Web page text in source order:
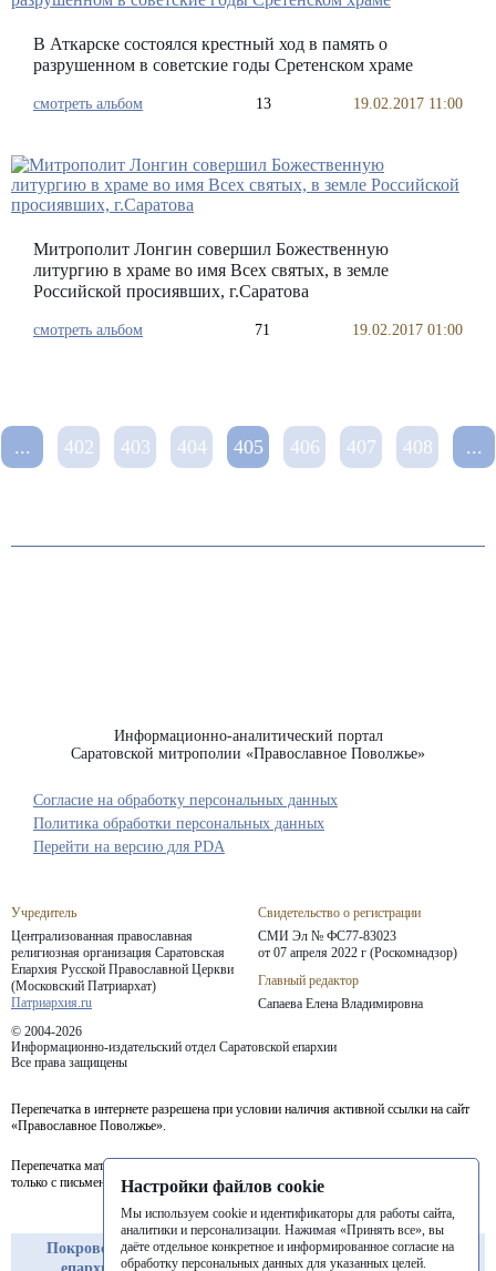
В Аткарске состоялся крестный ход в память о
разрушенном в советские годы Сретенском храме
смотреть альбом 13 19.02.2017 11:00
Митрополит Лонгин совершил Божественную
литургию в храме во имя Всех святых, в земле
Российской просиявших, г.Саратова
смотреть альбом 71 19.02.2017 01:00
... 402 403 404 405 406 407 408 ...
Информационно-аналитический портал
Саратовской митрополии «Православное Поволжье»
Учредитель
Централизованная православная
религиозная организация Саратовская
Епархия Русской Православной Церкви
(Московский Патриархат)
Патриархия.ru
Свидетельство о регистрации
СМИ Эл № ФС77-83023
от 07 апреля 2022 г (Роскомнадзор)
Главный редактор
Сапаева Елена Владимировна
© 2004-2026
Информационно-издательский отдел Саратовской епархии
Все права защищены
Согласие на обработку персональных данных
Политика обработки персональных данных
Перепечатка в интернете разрешена при условии наличия активной ссылки на сайт
«Православное Поволжье».
Перепечатка материалов портала в печатных изданиях (книгах, прессе) возможна
только с письменного разрешения редакции.
Покровская
епархия
Балашовская
епархия
Балаковская
епархия
Перейти на версию для PDA
Настройки файлов cookie
Мы используем cookie и идентификаторы для работы сайта,
аналитики и персонализации. Нажимая «Принять все», вы
даёте отдельное конкретное и информированное согласие на
обработку персональных данных для указанных целей.